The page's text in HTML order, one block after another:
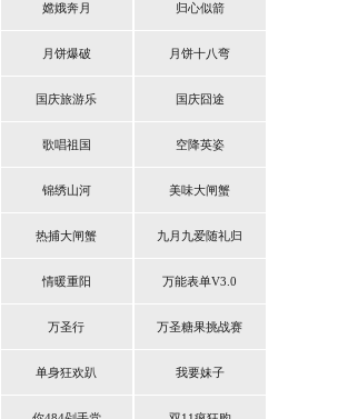
嫦娥奔月 归心似箭
月饼爆破 月饼十八弯
国庆旅游乐 国庆囧途
歌唱祖国 空降英姿
锦绣山河 美味大闸蟹
热捕大闸蟹 九月九爱随礼归
情暖重阳 万能表单V3.0
万圣行 万圣糖果挑战赛
单身狂欢趴 我要妹子